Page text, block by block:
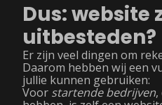
Dus: website
uitbesteden?
Er zijn veel dingen om
Daarom hebben wij een
jullie kunnen gebruiken:
Voor startende bedrijven,